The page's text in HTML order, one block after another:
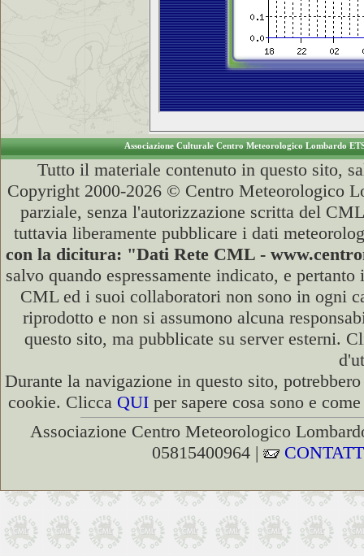
Associazione Culturale Centro Meteorologico Lombardo
Tutto il materiale contenuto in questo sito,
Copyright 2000-2026 © Centro Meteorologico
parziale, senza l'autorizzazione scritta del
tuttavia liberamente pubblicare i dati
con la dicitura: "Dati Rete CML -
salvo quando espressamente indicato, e
CML ed i suoi collaboratori non sono in ogni
riprodotto e non si assumono alcuna
questo sito, ma pubblicate su server esterni.
Durante la navigazione in questo sito,
cookie. Clicca QUI per sapere cosa sono e
Associazione Centro Meteorologico
05815400964 |